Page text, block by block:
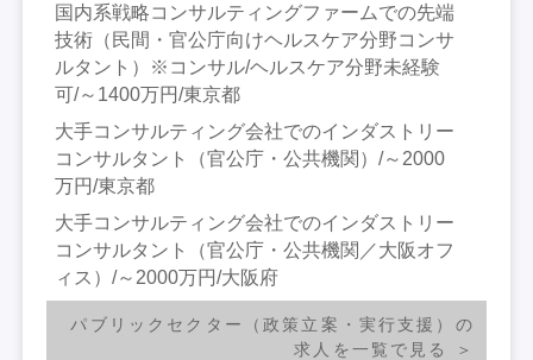
国内系戦略コンサルティングファームでの先端
技術（民間・官公庁向けヘルスケア分野コンサ
ルタント）※コンサル/ヘルスケア分野未経験
可/～1400万円/東京都
大手コンサルティング会社でのインダストリー
コンサルタント（官公庁・公共機関）/～2000
万円/東京都
大手コンサルティング会社でのインダストリー
コンサルタント（官公庁・公共機関／大阪オフ
ィス）/～2000万円/大阪府
パブリックセクター（政策立案・実行支援）の
求人を一覧で見る